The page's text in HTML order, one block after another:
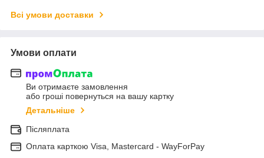
Всі умови доставки
Умови оплати
Ви отримаєте замовлення
або гроші повернуться на вашу картку
Детальніше
Післяплата
Оплата карткою Visa, Mastercard - WayForPay